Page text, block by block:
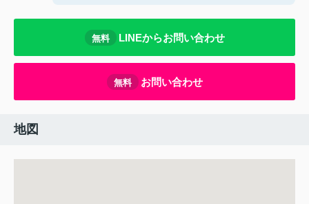
無料 LINEからお問い合わせ
無料 お問い合わせ
地図